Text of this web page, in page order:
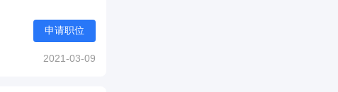
申请职位
2021-03-09